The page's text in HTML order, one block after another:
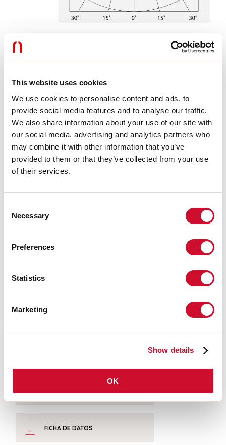
This website uses cookies
We use cookies to personalise content and ads, to
provide social media features and to analyse our traffic.
We also share information about your use of our site with
our social media, advertising and analytics partners who
may combine it with other information that you’ve
provided to them or that they’ve collected from your use
of their services.
Selection
Necessary
Preferences
Statistics
Marketing
Show details
OK
Características
Uso:
Interior
Emisión:
DIRECTA/INDIRECTA
Ópticas:
OPALINA
L:
2000mm
H:
12.5mm
Fabricado en:
ITALY
Garantía:
5 años
Peso:
4.4kg
IP: 40
Download
FOTOMETRÍAS
EXTRACTO DEL CATÁLOGO
FICHA DE DATOS